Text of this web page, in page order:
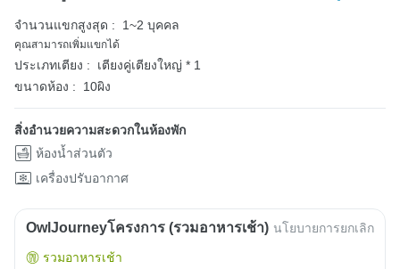
จำนวนแขกสูงสุด : 1~2 บุคคล
คุณสามารถเพิ่มแขกได้
ประเภทเตียง :
เตียงคู่เตียงใหญ่ * 1
ขนาดห้อง :
10ผิง
สิ่งอำนวยความสะดวกในห้องพัก
ห้องน้ำส่วนตัว
เครื่องปรับอากาศ
OwlJourneyโครงการ (รวมอาหารเช้า) นโยบายการยกเลิก
รวมอาหารเช้า